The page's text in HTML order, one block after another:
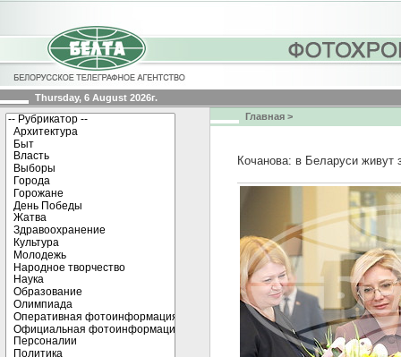
Thursday, 6 August 2026г.
Главная >
Кочанова: в Беларуси живут